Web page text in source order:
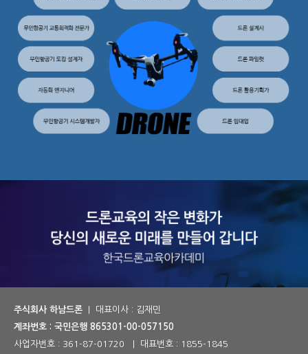
주식회사 하남드론 | 대표이사 : 김재민
계좌번호 : 국민은행 865301-00-057150
사업자번호 : 361-87-01720 | 대표번호 : 1855-1845